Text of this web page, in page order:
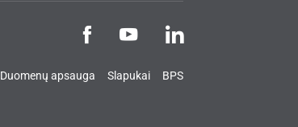
Duomenų apsauga Slapukai BPS